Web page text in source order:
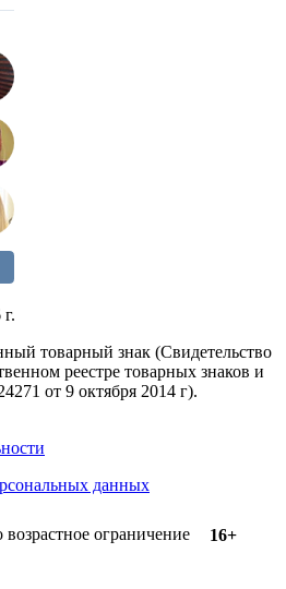
товарный знак (Свидетельство
реестре товарных знаков и
от 9 октября 2014 г).
данных
ограничение 16+